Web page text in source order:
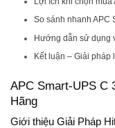
So sánh nhanh APC
Hướng dẫn sử dụng
Kết luận – Giải pháp
APC Smart-UPS C
Hãng
Giới thiệu Giải Pháp